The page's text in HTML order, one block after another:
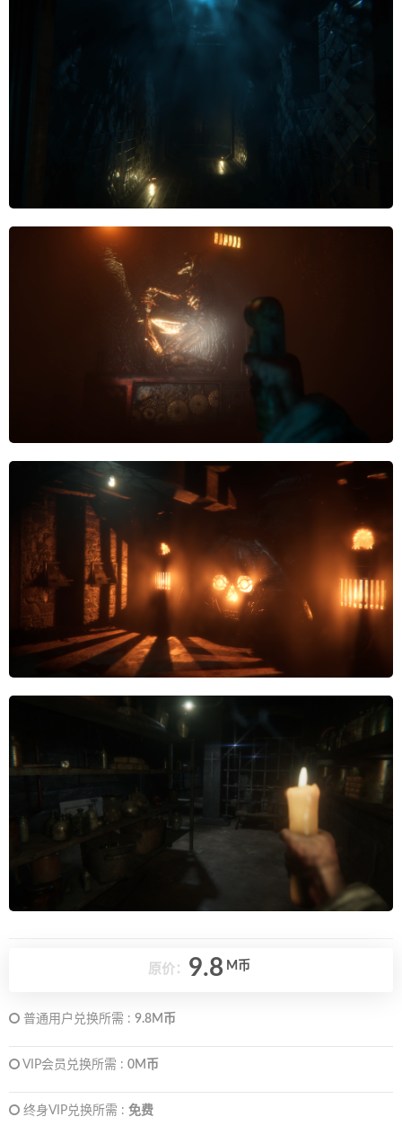
原价： 9.8 M币
普通用户兑换所需 : 9.8M币
VIP会员兑换所需 : 0M币
终身VIP兑换所需 : 免费